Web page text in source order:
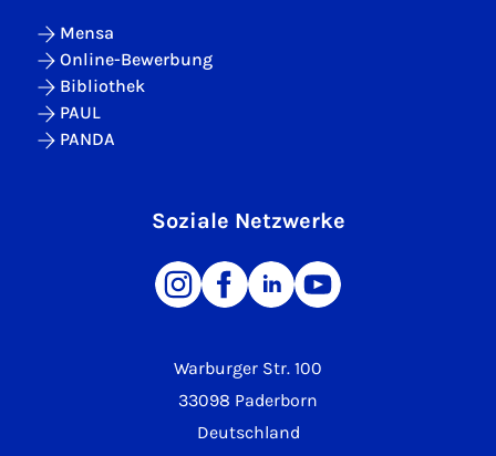
Warburger Str. 100
33098 Paderborn
Deutschland
Mensa
Online-Bewerbung
Bibliothek
PAUL
PANDA
Soziale Netzwerke